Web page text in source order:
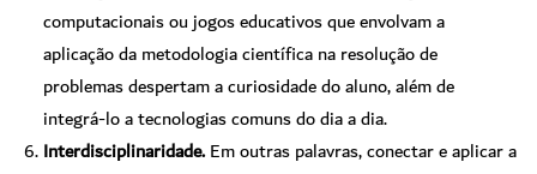
computacionais ou jogos educativos que envolvam a
aplicação da metodologia científica na resolução de
problemas despertam a curiosidade do aluno, além de
integrá-lo a tecnologias comuns do dia a dia.
Interdisciplinaridade.Em outras palavras, conectar e aplicar a